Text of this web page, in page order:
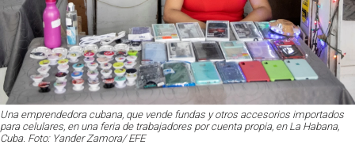
Una emprendedora cubana, que vende fundas y otros accesorios importados
para celulares, en una feria de trabajadores por cuenta propia, en La Habana,
Cuba. Foto: Yander Zamora/ EFE